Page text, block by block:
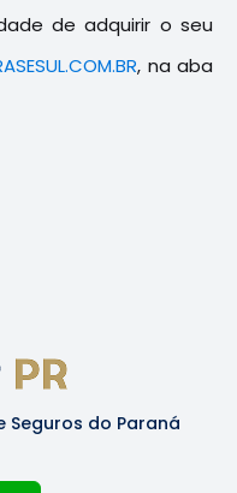
de adquirir o seu
, na aba
Seguros do Paraná